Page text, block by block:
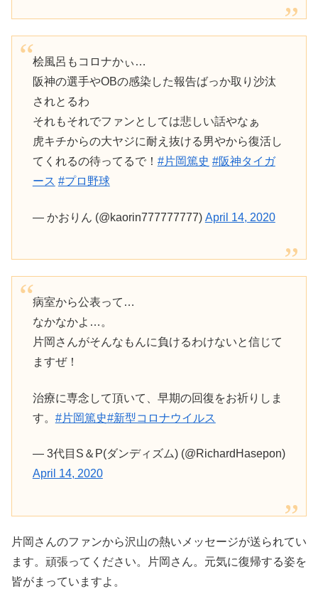
桧風呂もコロナかぃ…
阪神の選手やOBの感染した報告ばっか取り沙汰
されとるわ
それもそれでファンとしては悲しい話やなぁ
虎キチからの大ヤジに耐え抜ける男やから復活し
てくれるの待ってるで！ #片岡篤史 #阪神タイガ
ース #プロ野球
— かおりん (@kaorin777777777) April 14, 2020
病室から公表って…
なかなかよ…。
片岡さんがそんなもんに負けるわけないと信じて
ますぜ！
治療に専念して頂いて、早期の回復をお祈りしま
す。 #片岡篤史#新型コロナウイルス
— 3代目S＆P(ダンディズム) (@RichardHasepon)
April 14, 2020
片岡さんのファンから沢山の熱いメッセージが送られてい
ます。頑張ってください。片岡さん。元気に復帰する姿を
皆がまっていますよ。